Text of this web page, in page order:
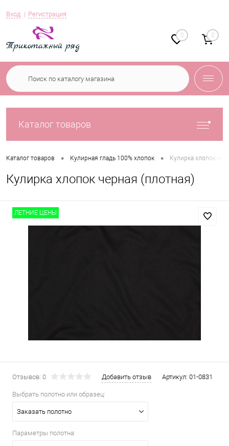
Вход Регистрация
0 0
Каталог товаров
Каталог товаров • Кулирная гладь 100% хлопок • Кулирка хлопок
Кулирка хлопок черная (плотная)
ЛЕТНИЕ ЦЕНЫ
Отзывов: 0 Добавить отзыв Артикул: 01-0831
Выбрать полотно или образец:
Заказать полотно
Параметры полотна: